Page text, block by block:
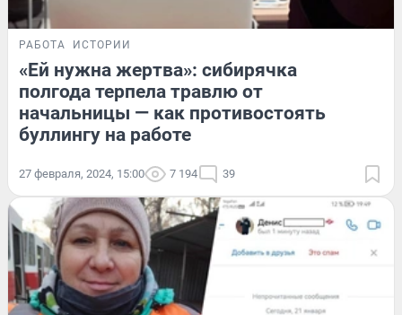
РАБОТА ИСТОРИИ
«Ей нужна жертва»: сибирячка
полгода терпела травлю от
начальницы — как противостоять
буллингу на работе
27 февраля, 2024, 15:00 7 194 39